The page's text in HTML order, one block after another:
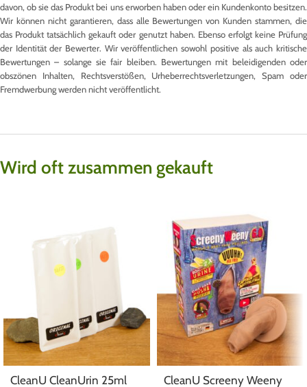
davon, ob sie das Produkt bei uns erworben haben oder ein Kundenkonto besitzen.
Wir können nicht garantieren, dass alle Bewertungen von Kunden stammen, die
das Produkt tatsächlich gekauft oder genutzt haben. Ebenso erfolgt keine Prüfung
der Identität der Bewerter. Wir veröffentlichen sowohl positive als auch kritische
Bewertungen – solange sie fair bleiben. Bewertungen mit beleidigenden oder
obszönen Inhalten, Rechtsverstößen, Urheberrechtsverletzungen, Spam oder
Fremdwerbung werden nicht veröffentlicht.
Wird oft zusammen gekauft
CleanU CleanUrin 25ml
CleanU Screeny Weeny